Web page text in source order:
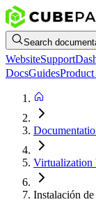
Search
WebsiteSupport
DocsGuidesProduct
Virtualization
Instalación